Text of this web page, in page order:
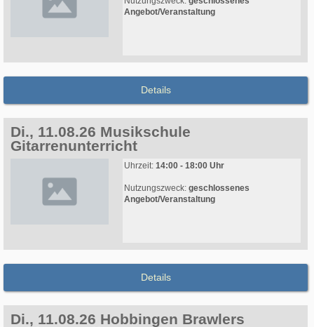
Angebot/Veranstaltung
Details
Di., 11.08.26 Musikschule
Gitarrenunterricht
Uhrzeit: 14:00 - 18:00 Uhr
Nutzungszweck: geschlossenes
Angebot/Veranstaltung
Details
Di., 11.08.26 Hobbingen Brawlers